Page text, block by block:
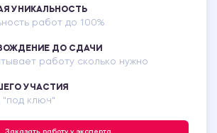
УНИКАЛЬНОСТЬ
работ до 100%
ДО СДАЧИ
работу сколько нужно
УЧАСТИЯ
ключ"